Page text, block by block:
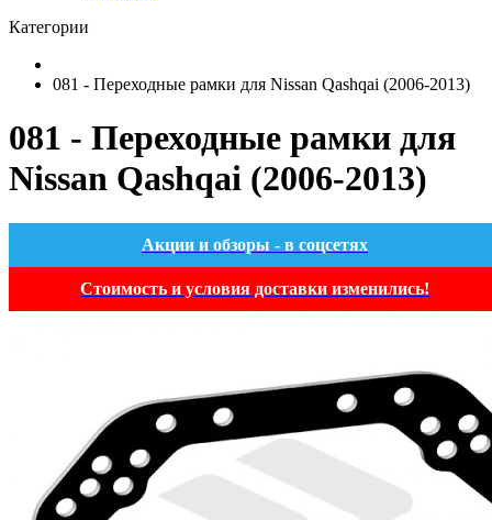
Категории
081 - Переходные рамки для Nissan Qashqai (2006-2013)
081 - Переходные рамки для
Nissan Qashqai (2006-2013)
Акции и обзоры - в соцсетях
Стоимость и условия доставки изменились!